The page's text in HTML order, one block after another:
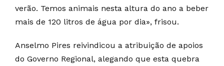
verão. Temos animais nesta altura do ano a beber
mais de 120 litros de água por dia», frisou.
Anselmo Pires reivindicou a atribuição de apoios
do Governo Regional, alegando que esta quebra